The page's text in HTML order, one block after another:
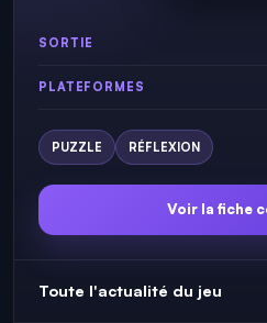
SORTIE
PLATEFORMES
PUZZLE RÉFLEXION
Voir la fiche
Toute l'actualité du jeu